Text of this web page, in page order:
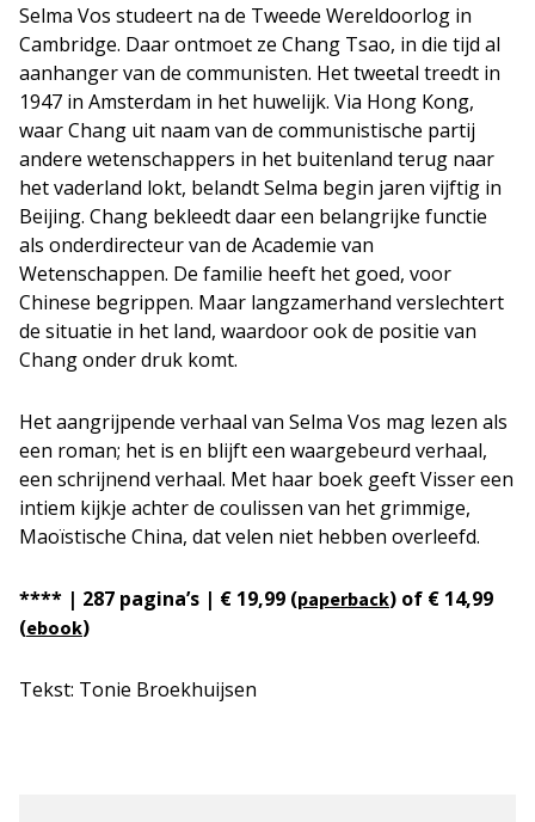
Selma Vos studeert na de Tweede Wereldoorlog in
Cambridge. Daar ontmoet ze Chang Tsao, in die tijd al
aanhanger van de communisten. Het tweetal treedt in
1947 in Amsterdam in het huwelijk. Via Hong Kong,
waar Chang uit naam van de communistische partij
andere wetenschappers in het buitenland terug naar
het vaderland lokt, belandt Selma begin jaren vijftig in
Beijing. Chang bekleedt daar een belangrijke functie
als onderdirecteur van de Academie van
Wetenschappen. De familie heeft het goed, voor
Chinese begrippen. Maar langzamerhand verslechtert
de situatie in het land, waardoor ook de positie van
Chang onder druk komt.
Het aangrijpende verhaal van Selma Vos mag lezen als
een roman; het is en blijft een waargebeurd verhaal,
een schrijnend verhaal. Met haar boek geeft Visser een
intiem kijkje achter de coulissen van het grimmige,
Maoïstische China, dat velen niet hebben overleefd.
**** | 287 pagina’s | € 19,99 (paperback) of € 14,99
(ebook)
Tekst: Tonie Broekhuijsen